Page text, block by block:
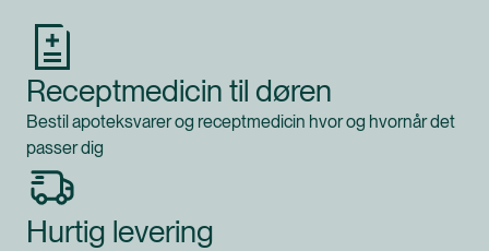
Receptmedicin til døren
Bestil apoteksvarer og receptmedicin hvor og hvornår det
passer dig
Hurtig levering